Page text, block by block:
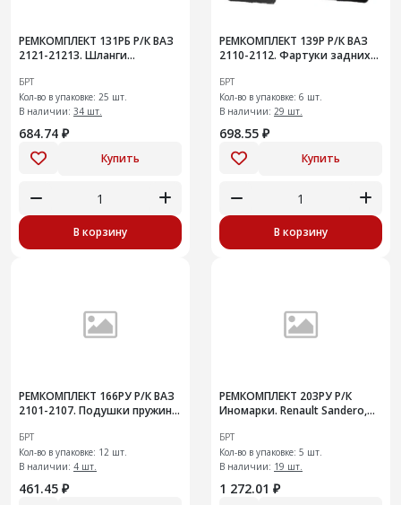
РЕМКОМПЛЕКТ 131РБ Р/К ВАЗ
2121-21213. Шланги
гидротормоза
БРТ
Кол-во в упаковке: 25 шт.
В наличии: 34 шт.
684.74 ₽
Купить
В корзину
РЕМКОМПЛЕКТ 139Р Р/К ВАЗ
2110-2112. Фартуки задних
БРТ
Кол-во в упаковке: 6 шт.
В наличии: 29 шт.
698.55 ₽
Купить
В корзину
РЕМКОМПЛЕКТ 166РУ Р/К ВАЗ
2101-2107. Подушки пружины
БРТ
Кол-во в упаковке: 12 шт.
В наличии: 4 шт.
461.45 ₽
РЕМКОМПЛЕКТ 203РУ Р/К
Иномарки. Renault Sandero,
17 1.4/1.6, 8V с ролик
БРТ
Кол-во в упаковке: 5 шт.
В наличии: 19 шт.
1 272.01 ₽